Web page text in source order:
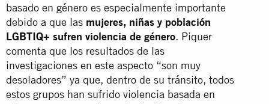
basado en género es especialmente importante
debido a que las mujeres, niñas y población
LGBTIQ+ sufren violencia de género. Piquer
comenta que los resultados de las
investigaciones en este aspecto “son muy
desoladores” ya que, dentro de su tránsito, todos
estos grupos han sufrido violencia basada en